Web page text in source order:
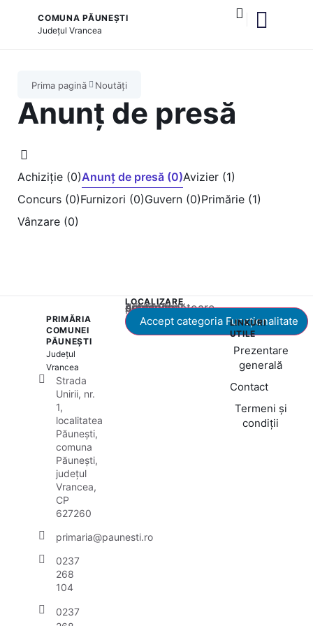
COMUNA PĂUNEȘTI
JudețulVrancea
Prima pagină Noutăți
Anunț de presă
Achiziție (0)Anunț de presă (0)Avizier (1)
Concurs (0)Furnizori (0)Guvern (0)Primărie (1)
Vânzare (0)
PRIMĂRIA
COMUNEI
PĂUNEȘTI
Județul
Vrancea
Strada
Unirii, nr.
1,
localitatea
Păunești,
comuna
Păunești,
județul
Vrancea,
CP
627260
primaria@paunesti.ro
0237
268
104
0237
LOCALIZARE
Acest conținut este blocat până când acceptați categoria corespunzătoare de cookie-uri.
Accept categoria Funcționalitate
LINKURI
UTILE
Prezentare
generală
Contact
Termeni și
condiții